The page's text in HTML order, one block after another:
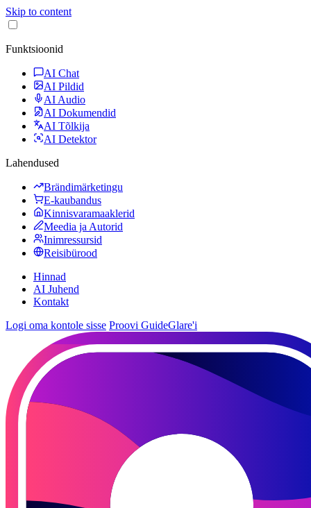
Skip to content
Funktsioonid
AI Chat
AI Pildid
AI Audio
AI Dokumendid
AI Tõlkija
AI Detektor
Lahendused
Brändimärketingu
E-kaubandus
Kinnisvaramaaklerid
Meedia ja Autorid
Inimressursid
Reisibürood
Hinnad
AI Juhend
Kontakt
Logi oma kontole sisse Proovi GuideGlare'i